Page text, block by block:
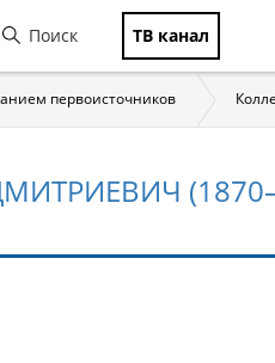
Поиск ТВ канал
первоисточников